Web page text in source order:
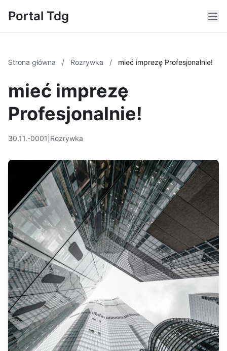
Portal Tdg
Strona główna / Rozrywka / mieć imprezę Profesjonalnie!
mieć imprezę
Profesjonalnie!
30.11.-0001 Rozrywka